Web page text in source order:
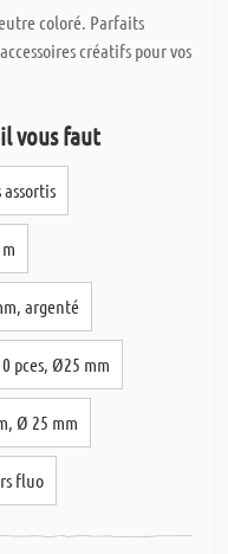
coloré. Parfaits
créatifs pour vos
vous faut
argenté
pces, Ø25 mm
Ø 25 mm
fluo